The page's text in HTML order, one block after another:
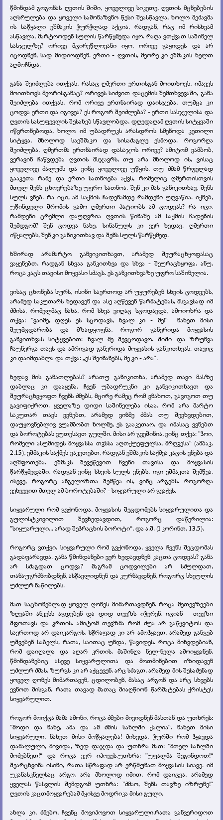
წმინდამ გოგონას ღვთის შიში, ყოველივე სიკეთე, ღვთის მცნებების
აღსრულება და ყოველი სამონაზვნო წესი შეასწავლა, ხოლო მეძავმა
ის საწყალი ეშმაკის ჭურჭლად აქცია, რადგან, რაც იმ რისხვამ
ასწავლა, მარტოოდენ სულის წარწყმედა იყო. რაღა ვთქვათ საშინელ
სასჯელზე? ორივე მცირეწლოვანი იყო, ორივე გაყიდეს და არ
იცოდნენ, სად მიდიოდნენ. ერთი - ღვთის, მეორე კი ეშმაკის ხელთ
აღმოჩნდა.
განა შეიძლება ითქვას, რასაც ღმერთი ერთისგან მოითხოვს, იმავეს
მოითხოვს მეორისგანაც? ორივეს სიძვით დაცემის შემთხვევაში, განა
შეიძლება ითქვას, რომ ორივე ერთნაირად დაისჯება, თუმცა კი
ცოდვა ერთი და იგივეა? ეს როგორ შეიძლება? - ერთი სასჯელისა და
ღვთის სასუფევლის შესახებ სწავლობდა, დღედაღამ ღვთის სიტყვაში
იწვრთნებოდა, ხოლო იმ უბადრუკს არასდროს სმენოდა კეთილი
სიტყვა, მხოლოდ საეშმაკო და სისაძაგლე ესმოდა. როგორღა
შეიძლება, ღმერთმა ერთნაირად დასაჯოს ორივე? ამიტომ ვამბობ,
ვერავინ ჩაწვდება ღვთის მსჯავრს, თუ არა მხოლოდ ის, ვისაც
ყოველივე ძალუძს და ვინც ყოველივე უწყის. თუ ძმამ წრფელად
გააკეთა რამე და ერთი სათნოება აქვს, რომელიც ღმერთისთვის
მთელ შენს ცხოვრებაზე უფრო სათნოა, შენ კი მას განიკითხავ, შენს
სულს ვნებ. რა იცი, ამ საქმის ჩადენამდე რამდენი უღვაწია. იქნებ,
უწინდელი შრომის გამო ღმერთი პატიობს ამ ცოდვას? რა იცი,
რამდენი ცრემლი დაუღვრია ღვთის წინაშე ამ საქმის ჩადენის
შემდგომ? შენ ცოდვა ნახე, სინანულს კი ვერ ხედავ. ღმერთი
იწყალებს, შენ კი განიკითხავ და შენს სულს წარწყმედ.
ხშირად არამარტო განვიკითხავთ, არამედ შეურაცხყოფასაც
ვაყენებთ, რადგან სხვაა განკითხვა და სხვა - შეურაცხყოფა, ანუ,
როცა კაცს თავისი მოყვასი სძაგს. ეს განკითხვაზე უფრო საშინელია.
ვისაც ცხონება სურს, ისინი საერთოდ არ უყურებენ სხვის ცოდვებს,
არამედ საკუთარს ხედავენ და ასე აღწევენ წარმატებას, მსგავსად იმ
ძმისა, რომელმაც ნახა, რომ სხვა ვიღაც სცოდავდა, ამოიოხრა და
თქვა: ”ვაიმე, დღეს ეს სცოდავს, ხვალ კი - მე!“ ნახეთ მისი
შეუმცდარობა და მზადყოფნა, როგორ განერიდა მოყვასის
განკითხვას სიტყვებით: ხვალ მე შევცოდავო. შიში და ზრუნვა
ჩაუნერგა თავს და ამრიგად განერიდა მოყვასის განკითხვას. თავიც
კი დაიმდაბლა და თქვა: „ეს შეინანებს, მე კი - არა“.
ხედავ მის განათლებას? არათუ განიკითხა, არამედ თავი მასზე
დაბლაც კი დააყენა. ჩვენ უბადრუკნი კი განვიკითხავთ და
შეურაცხვყოფთ ჩვენს ძმებს, მცირე რამეც რომ ვნახოთ, გავიგოთ თუ
გავიფიქროთ. ყველაზე დიდი საშინელება ისაა, რომ არა მარტო
საკუთარ თავს ვვნებთ, არამედ ვინმე ძმას თუ შევხვდებით,
დაუყოვნებლივ ვუამბობთ ხოლმე, ეს გააკეთაო, და იმასაც ვვნებთ
და ბოროტებას ვუთესავთ გულში. მისი არ გვეშინია, ვინც თქვა: ”ჰოი,
რომელი ასუმიდეს მოყვასსა თჳსსა აღთქუეფულსა, მრღჳესა“ (ამბაკ.
2.15), ეშმაკის საქმეს ვაკეთებთ, რადგან ეშმაკის საქმეა კაცის ვნება და
აღშფოთება. ეშმაკს შევეწევით ჩვენი თავისა და მოყვასის
წარწყმედაში, რადგან ვინც სხვის სულს ვნებს, იგი ეშმაკთა შემწეა,
ისევე, როგორც ანგელოზთა შემწეა ის, ვინც არგებს. როგორღა
ვეხვევით მთელ ამ ბოროტებაში? - სიყვარული არ გვაქვს.
სიყვარული რომ გვქონოდა, მოყვასის შეცდომებს სიყვარულითა და
გულისტკივილით შევხედავდით, როგორც დაწერილია:
”სიყუარული... არად შეჰრაცხის ბოროტი“, და ა.შ. (l კორინთ. 13.5).
როგორც ვთქვი, სიყვარული რომ გვქონოდა, ყველა ჩვენს შეცდომას
გადაფარავდა. განა წმინდანები ვერ ხედავდნენ კაცთა ცოდვას? განა
არ სძაგდათ ცოდვა? მაგრამ ცოდვილები არ სძულდათ,
თანაუგრძნობდნენ, ასწავლიდნენ და კურნავდნენ, როგორც სხეულის
უძლურ ნაწილებს.
მათ საცხონებლად ყოველ ღონეს მიმართავდნენ. როცა მეთევზეები
ზღვაში ანკესს აგდებენ და დიდ თევზს იჭერენ, იციან - თევზი
შფოთავს და კრთის. ამიტომ თევზმა რომ ძუა არ გაწყვიტოს და
საერთოდ არ დაიკარგოს, სწრაფად კი არ ამოჰყავთ, არამედ განგებ
უშვებენ საბელს, რათა, საითაც უნდა, წავიდეს. როცა მიხვდებიან,
რომ დაიღალა და აღარ კრთის, მაშინღა ნელ-ნელა ამოიყვანენ.
წმინდანებიც ასევე სიყვარულითა და მოთმინებით იზიდავენ
უძლურ ძმას. ზურგს კი არ აქცევენ, არც სძაგთ, არამედ მის შესაძენად
ყოველ ღონეს მიმართავენ, ცდილობენ, მასაც არგონ და არც სხვებს
ევნოთ მისგან, რათა თავად მათაც მიაღწიონ წარმატებას ქრისტეს
სიყვარულით.
როგორ მოიქცა მამა ამონი, როცა ძმები მივიდნენ მასთან და უთხრეს:
”მოდი და ნახე, ამა და ამ ძმის სახლში ქალია“. ნახეთ მისი
სიყვარული, ნახეთ მისი მოწყალება! მიხვდა, ჭურში რომ ჰყავდა
დამალული, მივიდა, ზედ დაჯდა და უთხრა მათ: ”მთელ სახლში
მოძებნეთ!“ და როცა ვერ იპოვეს,უთხრა: ”უფალმა შეგინდოთ!“
შეარცხვინა ისინი, რათა სწრაფად არ ერწმუნათ მოყვასის სიავე. იმ
უკანასკნელსაც არგო, არა მხოლოდ იმით, რომ დაიცვა, არამედ
ყველას წასვლის შემდგომ უთხრა: ”ძმაო, შენს თავზე იზრუნე!“
ღვთის კაცთმოყვარებამ მყისვე მოდრიკა მისი გული.
ახლა კი, ძმებო, ჩვენც მოვიპოვოთ სიყვარული,რათა განვერიდოთ